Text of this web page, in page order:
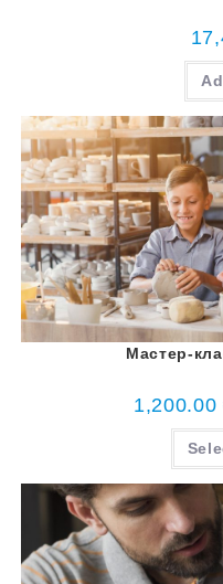
Мастер-
1,200.00